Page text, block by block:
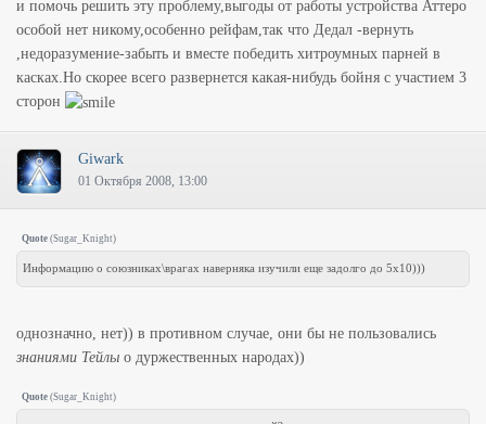
и помочь решить эту проблему,выгоды от работы устройства Аттеро
особой нет никому,особенно рейфам,так что Дедал -вернуть
,недоразумение-забыть и вместе победить хитроумных парней в
касках.Но скорее всего развернется какая-нибудь бойня с участием 3
сторон
Giwark
01 Октября 2008, 13:00
Quote (Sugar_Knight)
Информацию о союзниках\врагах наверняка изучили еще задолго до 5х10)))
однозначно, нет)) в противном случае, они бы не пользовались
знаниями Тейлы о дуржественных народах))
Quote (Sugar_Knight)